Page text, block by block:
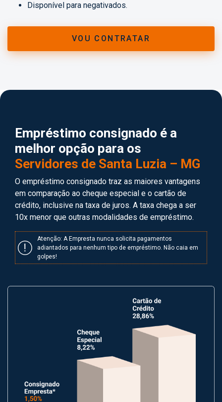
Disponível para negativados.
VOU CONTRATAR
Empréstimo consignado é a
melhor opção para os
Servidores de Santa Luzia – MG
O empréstimo consignado traz as maiores vantagens
em comparação ao cheque especial e o cartão de
crédito, inclusive na taxa de juros. A taxa chega a ser
10x menor que outras modalidades de empréstimo.
Atenção: A Empresta nunca solicita pagamentos
adiantados para nenhum tipo de empréstimo. Não caia em
golpes!